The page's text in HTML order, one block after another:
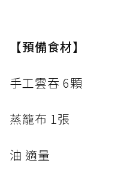
【預備食材】
手工雲吞 6顆
蒸籠布 1張
油 適量